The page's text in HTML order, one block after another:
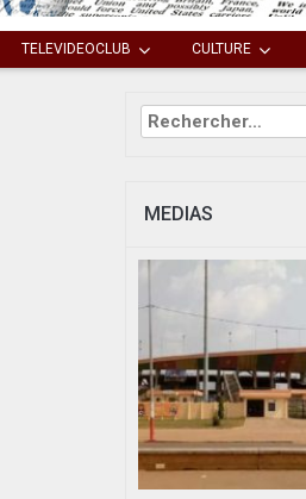
TELEVIDEOCLUB CULTURE
Rechercher :
MEDIAS